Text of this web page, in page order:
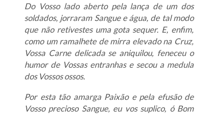
Do Vosso lado aberto pela lança de um dos
soldados, jorraram Sangue e água, de tal modo
que não retivestes uma gota sequer. E, enfim,
como um ramalhete de mirra elevado na Cruz,
Vossa Carne delicada se aniquilou, feneceu o
humor de Vossas entranhas e secou a medula
dos Vossos ossos.
Por esta tão amarga Paixão e pela efusão de
Vosso precioso Sangue, eu vos suplico, ó Bom